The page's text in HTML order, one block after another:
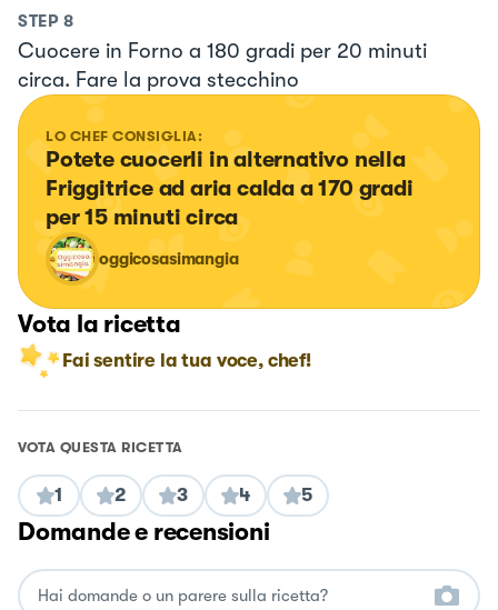
STEP 8
Cuocere in Forno a 180 gradi per 20 minuti
circa. Fare la prova stecchino
LO CHEF CONSIGLIA:
Potete cuocerli in alternativo nella
Friggitrice ad aria calda a 170 gradi
per 15 minuti circa
oggicosasimangia
Vota la ricetta
Fai sentire la tua voce, chef!
VOTA QUESTA RICETTA
1 2 3 4 5
Domande e recensioni